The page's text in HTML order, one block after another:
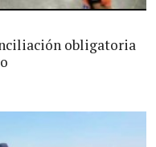
obligatoria